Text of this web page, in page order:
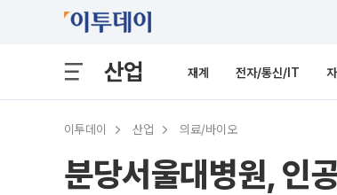
산업 재계 전자/통신/IT
이투데이 산업 의료/바이오
분당서울대병원, 인